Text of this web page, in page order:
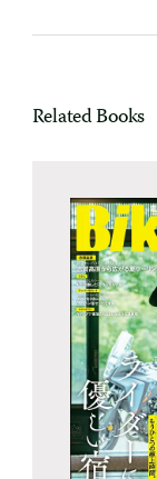
Related Books